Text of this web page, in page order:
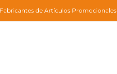
de Artículos Promocionales